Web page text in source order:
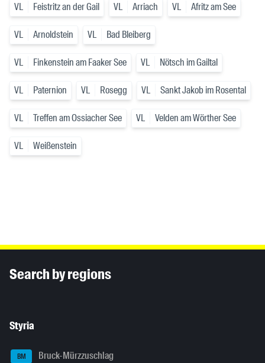
VL Feistritz an der Gail VL Arriach VL Afritz am See
VL Arnoldstein VL Bad Bleiberg
VL Finkenstein am Faaker See VL Nötsch im Gailtal
VL Paternion VL Rosegg VL Sankt Jakob im Rosental
VL Treffen am Ossiacher See VL Velden am Wörther See
VL Weißenstein
Search by regions
Styria
BM Bruck-Mürzzuschlag